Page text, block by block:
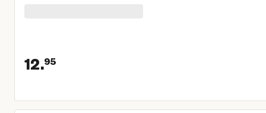
12.95
Huidige prijs € 12,95